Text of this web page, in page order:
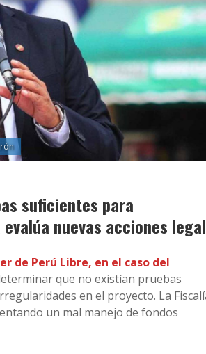
suficientes para
nuevas acciones
de Perú Libre, en el caso del
que no existían pruebas
en el proyecto. La
un mal manejo de fondos